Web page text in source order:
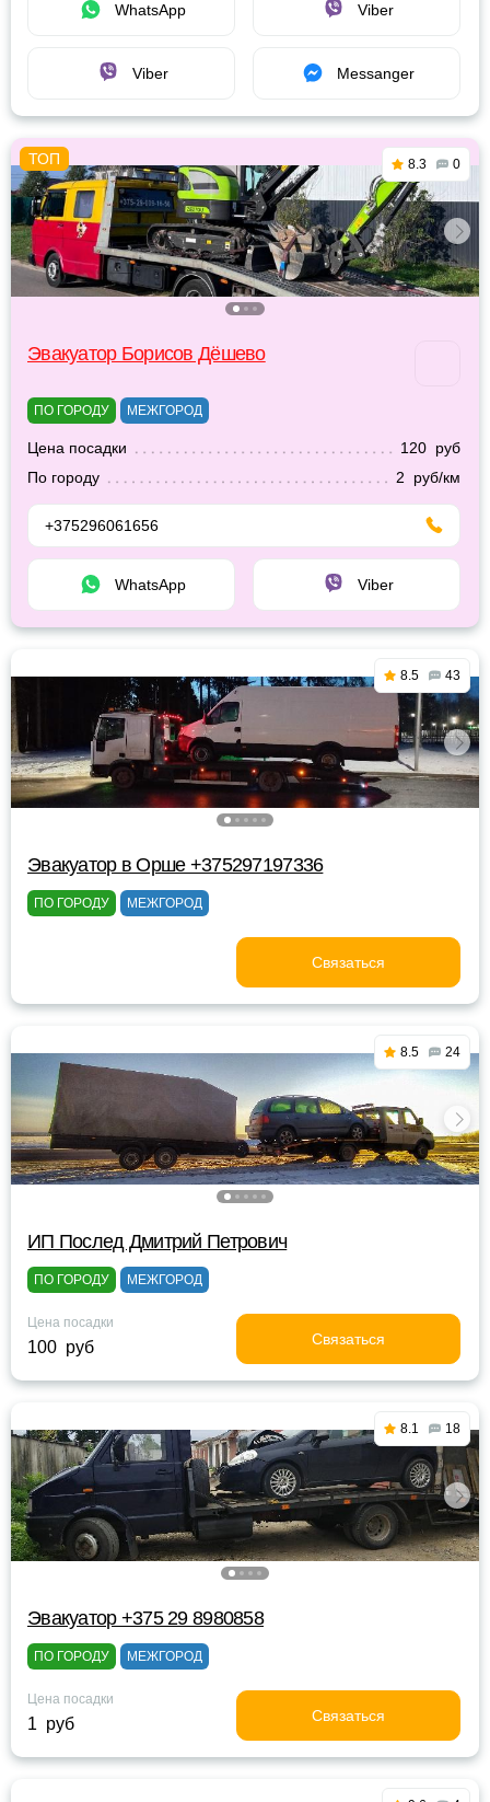
WhatsApp Viber
Viber Messanger
8.3 0
Эвакуатор Борисов Дёшево
ПО ГОРОДУ МЕЖГОРОД
Цена посадки
120 руб
По городу
2 руб/км
+375296061656
WhatsApp Viber
8.5 43
Эвакуатор в Орше +375297197336
ПО ГОРОДУ МЕЖГОРОД
Связаться
8.5 24
ИП Послед Дмитрий Петрович
ПО ГОРОДУ МЕЖГОРОД
Цена посадки
100 руб Связаться
8.1 18
Эвакуатор +375 29 8980858
ПО ГОРОДУ МЕЖГОРОД
Цена посадки
1 руб Связаться